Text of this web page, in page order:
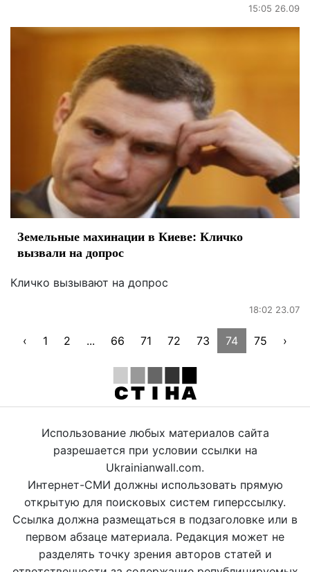
15:05 26.09
Земельные махинации в Киеве: Кличко
вызвали на допрос
Кличко вызывают на допрос
18:02 23.07
‹ 1 2 ... 66 71 72 73 74 75 ›
Использование любых материалов сайта
разрешается при условии ссылки на
Ukrainianwall.com.
Интернет-СМИ должны использовать прямую
открытую для поисковых систем гиперссылку.
Ссылка должна размещаться в подзаголовке или в
первом абзаце материала. Редакция может не
разделять точку зрения авторов статей и